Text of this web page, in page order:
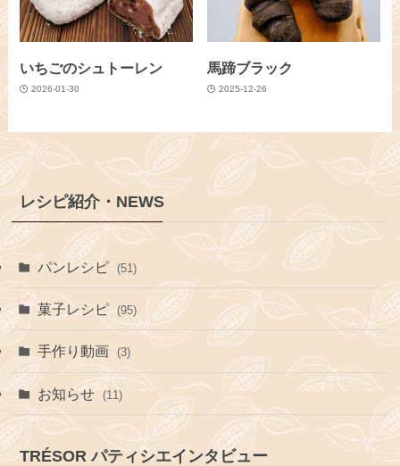
いちごのシュトーレン
2026-01-30
馬蹄ブラック
2025-12-26
レシピ紹介・NEWS
パンレシピ (51)
菓子レシピ (95)
手作り動画 (3)
お知らせ (11)
TRÉSOR パティシエインタビュー